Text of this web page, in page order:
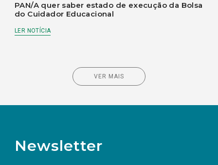
PAN/A quer saber estado de execução da Bolsa
do Cuidador Educacional
LER NOTÍCIA
VER MAIS
Newsletter